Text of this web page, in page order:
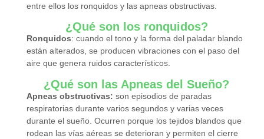
entre ellos los ronquidos y las apneas obstructivas.
¿Qué son los ronquidos?
Ronquidos: cuando el tono y la forma del paladar blando
están alterados, se producen vibraciones con el paso del
aire que genera ruidos característicos.
¿Qué son las Apneas del Sueño?
Apneas obstructivas: son episodios de paradas
respiratorias durante varios segundos y varias veces
durante el sueño. Ocurren porque los tejidos blandos que
rodean las vías aéreas se deterioran y permiten el cierre